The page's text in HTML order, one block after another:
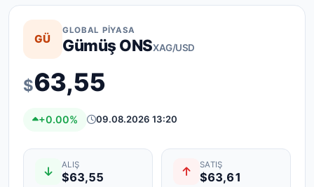
GÜ
GLOBAL PIYASA
Gümüş ONSXAG/USD
$63,55
+0.00% 09.08.2026 13:20
ALIŞ
$63,55
SATIŞ
$63,61